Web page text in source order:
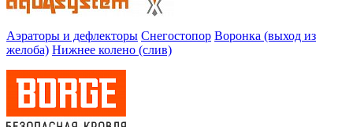
Аэраторы и дефлекторы Снегостопор Воронка (выход из
желоба) Нижнее колено (слив)